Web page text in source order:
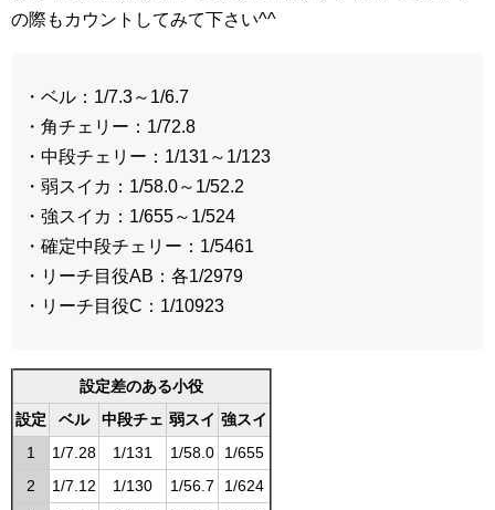
の際もカウントしてみて下さい^^
・ベル：1/7.3～1/6.7
・角チェリー：1/72.8
・中段チェリー：1/131～1/123
・弱スイカ：1/58.0～1/52.2
・強スイカ：1/655～1/524
・確定中段チェリー：1/5461
・リーチ目役AB：各1/2979
・リーチ目役C：1/10923
設定差のある小役
設定
ベル 中段チェ 弱スイ 強スイ
1
1/7.28 1/131 1/58.0
1/655
2
1/7.12 1/130 1/56.7
1/624